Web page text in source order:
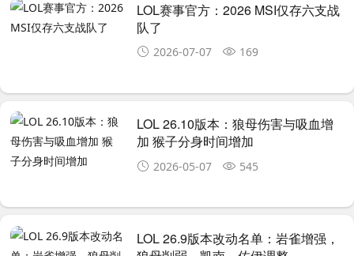
LOL赛事官方：2026 MSI仅存六支战
队了
2026-07-07 169
LOL 26.10版本：狼母伤害与吸血增
加 猴子分身时间增加
2026-05-07 545
LOL 26.9版本改动名单：岩雀增强，